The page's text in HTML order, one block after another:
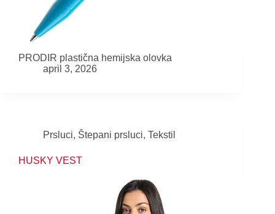
PRODIR plastična hemijska olovka
april 3, 2026
Prsluci, Štepani prsluci, Tekstil
HUSKY VEST